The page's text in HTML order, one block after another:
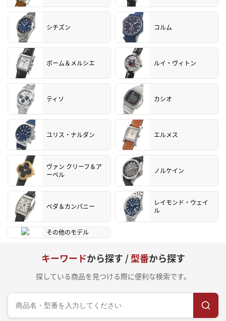
シチズン コルム
ボーム＆メルシエ ルイ・ヴィトン
ティソ カシオ
ユリス・ナルダン エルメス
ヴァン クリーフ＆ア
ーペル
ノルケイン
ベダ＆カンパニー
レイモンド・ウェイ
ル
その他のモデル
キーワードから探す /型番から探す
探している商品を見つける際に便利な検索です。